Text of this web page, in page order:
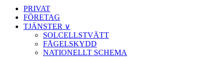
PRIVAT
FÖRETAG
TJÄNSTER ∨
SOLCELLSTVÄTT
FÅGELSKYDD
NATIONELLT SCHEMA